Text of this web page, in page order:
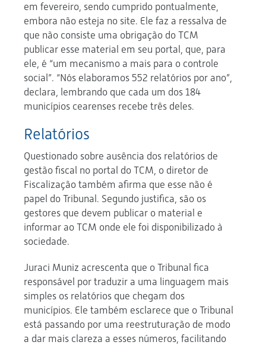
em fevereiro, sendo cumprido pontualmente,
embora não esteja no site. Ele faz a ressalva de
que não consiste uma obrigação do TCM
publicar esse material em seu portal, que, para
ele, é “um mecanismo a mais para o controle
social”. “Nós elaboramos 552 relatórios por ano”,
declara, lembrando que cada um dos 184
municípios cearenses recebe três deles.
Relatórios
Questionado sobre ausência dos relatórios de
gestão fiscal no portal do TCM, o diretor de
Fiscalização também afirma que esse não é
papel do Tribunal. Segundo justifica, são os
gestores que devem publicar o material e
informar ao TCM onde ele foi disponibilizado à
sociedade.
Juraci Muniz acrescenta que o Tribunal fica
responsável por traduzir a uma linguagem mais
simples os relatórios que chegam dos
municípios. Ele também esclarece que o Tribunal
está passando por uma reestruturação de modo
a dar mais clareza a esses números, facilitando